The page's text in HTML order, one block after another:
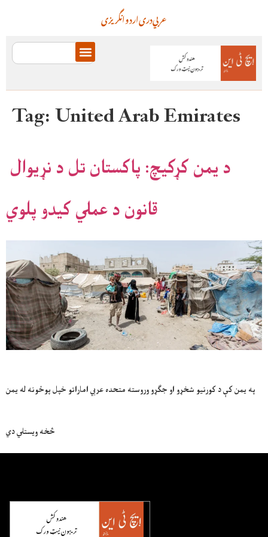
انگریزیاردودریعربي
Tag:United Arab Emirates
قانون د عملي کیدو پلوي
په یمن کې د کورنیو شخړو او جګړو وروسته متحده عربي اماراتو خپل پوځونه له یمن
څخه ویستلي دي